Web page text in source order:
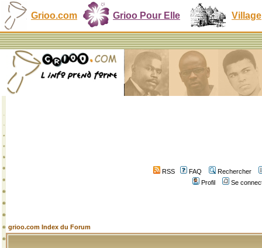
Grioo.com Grioo Pour Elle Village
RSS FAQ
Rechercher
Profil
Se
grioo.com Index du Forum